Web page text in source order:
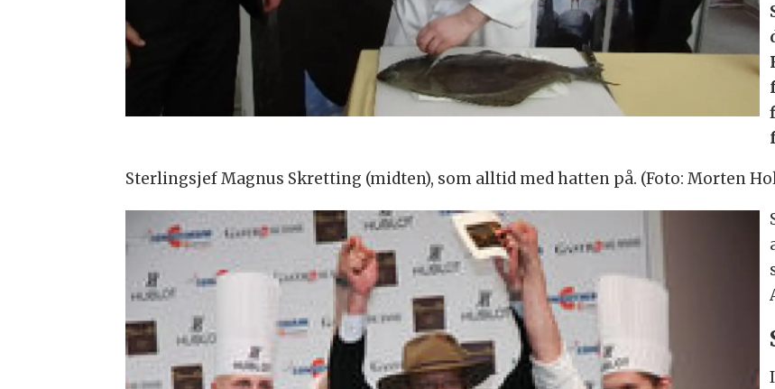
Sterlingsjef Magnus Skretting (midten), som alltid med hatten på. (Foto: Morten